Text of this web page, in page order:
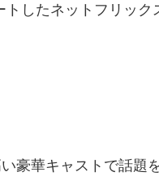
トしたネットフリック
豪華キャストで話題